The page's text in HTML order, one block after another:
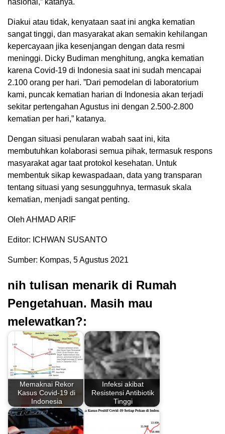
Diakui atau tidak, kenyataan saat ini angka kematian
sangat tinggi, dan masyarakat akan semakin kehilangan
kepercayaan jika kesenjangan dengan data resmi
meninggi. Dicky Budiman menghitung, angka kematian
karena Covid-19 di Indonesia saat ini sudah mencapai
2.100 orang per hari. ”Dari pemodelan di laboratorium
kami, puncak kematian harian di Indonesia akan terjadi
sekitar pertengahan Agustus ini dengan 2.500-2.800
kematian per hari,” katanya.
Dengan situasi penularan wabah saat ini, kita
membutuhkan kolaborasi semua pihak, termasuk respons
masyarakat agar taat protokol kesehatan. Untuk
membentuk sikap kewaspadaan, data yang transparan
tentang situasi yang sesungguhnya, termasuk skala
kematian, menjadi sangat penting.
Oleh AHMAD ARIF
Editor: ICHWAN SUSANTO
Sumber: Kompas, 5 Agustus 2021
nih tulisan menarik di Rumah
Pengetahuan. Masih mau
melewatkan?:
Memaknai Rekor
Kasus Covid-19 di
Indonesia
Infeksi akibat
Resistensi Antibiotik
Tinggi